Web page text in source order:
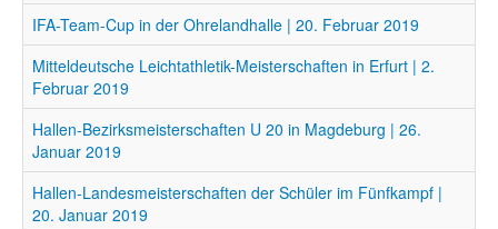
IFA-Team-Cup in der Ohrelandhalle | 20. Februar 2019
Mitteldeutsche Leichtathletik-Meisterschaften in Erfurt | 2.
Februar 2019
Hallen-Bezirksmeisterschaften U 20 in Magdeburg | 26.
Januar 2019
Hallen-Landesmeisterschaften der Schüler im Fünfkampf |
20. Januar 2019